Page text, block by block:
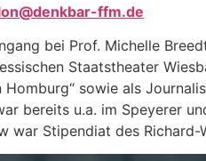
ffm.de
bei Prof. Michelle
Staatstheater
sowie als
bereits u.a. im Speyerer
war Stipendiat des